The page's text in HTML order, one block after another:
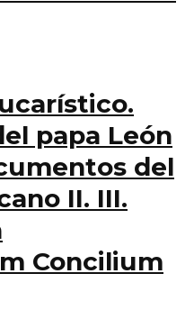
papa León
del
II. III.
Concilium